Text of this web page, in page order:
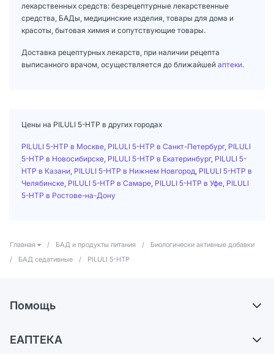
лекарственных средств: безрецептурные лекарственные
средства, БАДы, медицинские изделия, товары для дома и
красоты, бытовая химия и сопутствующие товары.
Доставка рецептурных лекарств, при наличии рецепта
выписанного врачом, осуществляется до ближайшей аптеки.
Цены на PILULI 5-НТР в других городах
PILULI 5-НТР в Москве PILULI 5-НТР в Санкт-Петербург, PILULI
5-НТР в Новосибирске PILULI 5-НТР в Екатеринбург, PILULI 5-
НТР в Казани PILULI 5-НТР в Нижнем Новгород PILULI 5-НТР в
Челябинске PILULI 5-НТР в Самаре PILULI 5-НТР в Уфе PILULI
5-НТР в Ростове-на-Дону
Главная / БАД и продукты питания /
Биологически активные добавки
/
БАД седативные / PILULI 5-НТР
Помощь
Самовывоз из аптек
ЕАПТЕКА